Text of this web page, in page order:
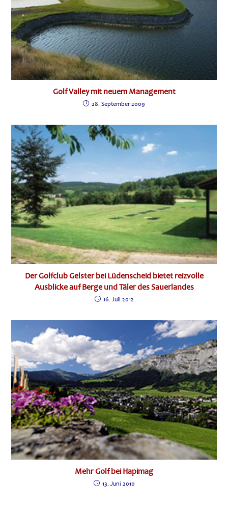
Golf Valley mit neuem Management
28. September 2009
Der Golfclub Gelster bei Lüdenscheid bietet reizvolle
Ausblicke auf Berge und Täler des Sauerlandes
16. Juli 2012
Mehr Golf bei Hapimag
13. Juni 2010